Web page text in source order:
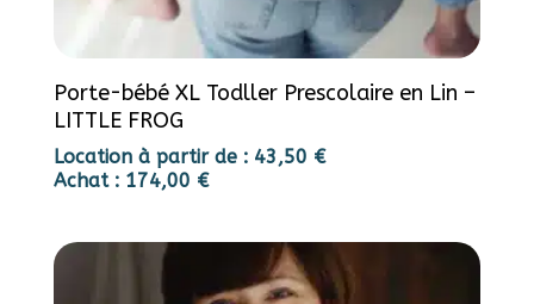
Porte-bébé XL Todller Prescolaire en Lin –
LITTLE FROG
Location à partir de : 43,50 €
Achat : 174,00 €